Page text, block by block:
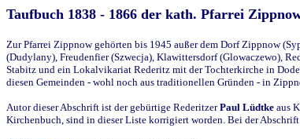
Taufbuch 1838 - 1866 der kath. Pfarrei
Zur Pfarrei Zippnow gehörten bis 1945 außer dem Dorf Zippnow
(Dudylany), Freudenfier (Szwecja), Klawittersdorf (Glowaczewo),
Stabitz und ein Lokalvikariat Rederitz mit der Tochterkirche in
diesen Gemeinden - wohl noch aus traditionellen Gründen - in
Autor dieser Abschrift ist der gebürtige RederitzerPaul Lüdtke aus
Kirchenbuch, sind in dieser Liste korrigiert worden. Bei der